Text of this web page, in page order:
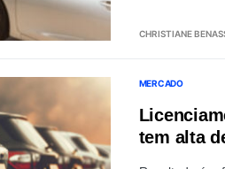
CHRISTIANE
MERCADO
tem alta